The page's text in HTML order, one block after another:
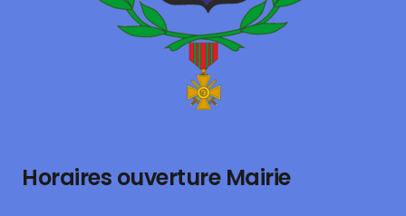
Horaires ouverture Mairie